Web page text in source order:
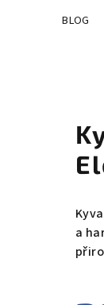
BLOG
a